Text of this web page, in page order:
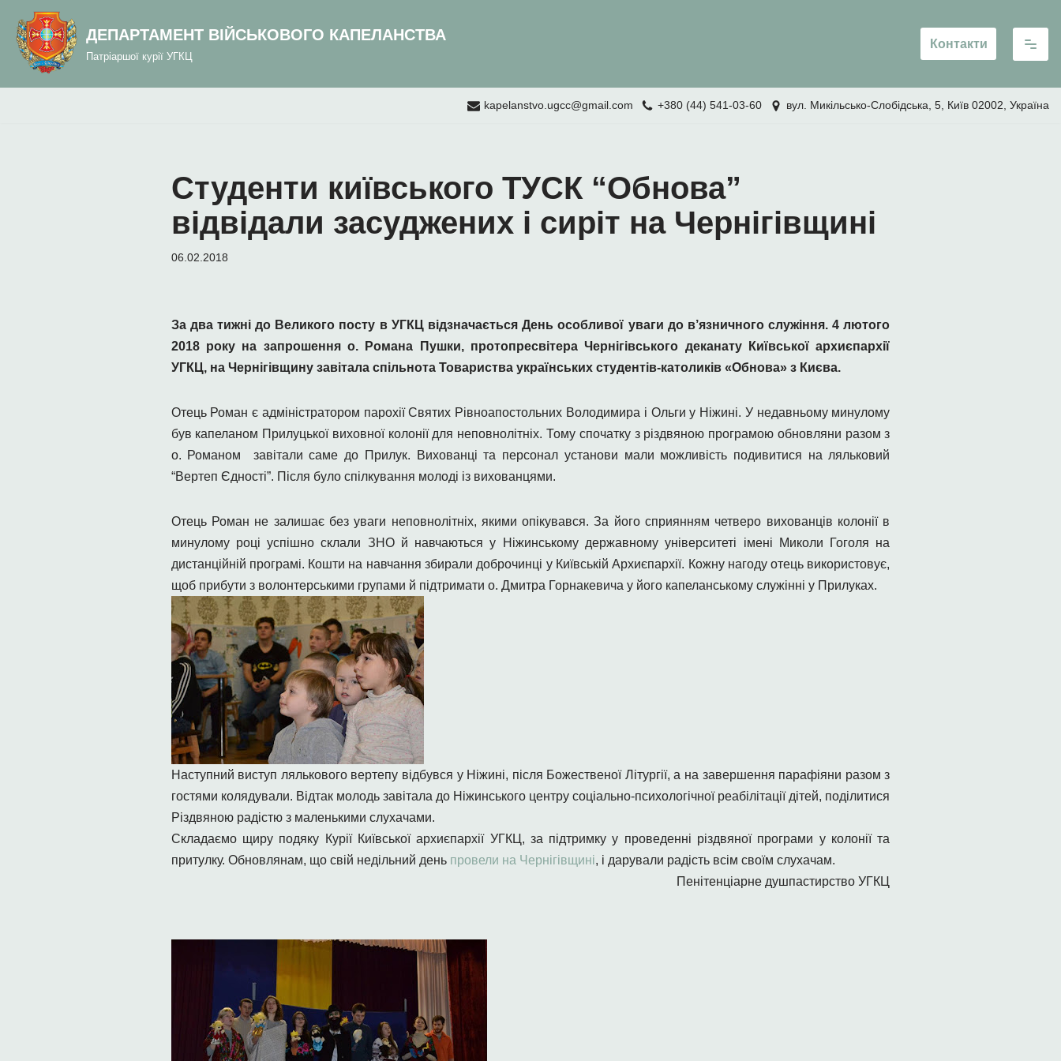
вмісту
Перейти
вмісту
ДЕПАРТАМЕНТ ВІЙСЬКОВОГО КАПЕЛАНСТВА
Патріаршої курії УГКЦ
Контакти
kapelanstvo.ugcc@gmail.com +380 (44) 541-03-60 вул. Микільсько-Слобідська, 5, Київ 02002, Україна
Студенти київського ТУСК “Обнова”
відвідали засуджених і сиріт на Чернігівщині
06.02.2018
За два тижні до Великого посту в УГКЦ відзначається День особливої уваги до в’язничного служіння. 4 лютого
2018 року на запрошення о. Романа Пушки, протопресвітера Чернігівського деканату Київської aрхиєпархії
УГКЦ, на Чернігівщину завітала спільнота Товариства українських студентів-католиків «Обнова» з Києва.
Отець Роман є адміністратором парохії Святих Рівноапостольних Володимира і Ольги у Ніжині. У недавньому минулому
був капеланом Прилуцької виховної колонії для неповнолітніх. Тому спочатку з різдвяною програмою обновляни разом з
о. Романом завітали саме до Прилук. Вихованці та персонал установи мали можливість подивитися на ляльковий
“Вертеп Єдності”. Після було спілкування молоді із вихованцями.
Отець Роман не залишає без уваги неповнолітніх, якими опікувався. За його сприянням четверо вихованців колонії в
минулому році успішно склали ЗНО й навчаються у Ніжинському державному університеті імені Миколи Гоголя на
дистанційній програмі. Кошти на навчання збирали доброчинці у Київській Архиєпархії. Кожну нагоду отець використовує,
щоб прибути з волонтерськими групами й підтримати о. Дмитра Горнакевича у його капеланському служінні у Прилуках.
Наступний виступ лялькового вертепу відбувся у Ніжині, після Божественої Літургії, а на завершення парафіяни разом з
гостями колядували. Відтак молодь завітала до Ніжинського центру соціально-психологічної реабілітації дітей, поділитися
Різдвяною радістю з маленькими слухачами.
Складаємо щиру подяку Курії Київської архиєпархії УГКЦ, за підтримку у проведенні різдвяної програми у колонії та
притулку. Обновлянам, що свій недільний день провели на Чернігівщині, і дарували радість всім своїм слухачам.
Пенітенціарне душпастирство УГКЦ